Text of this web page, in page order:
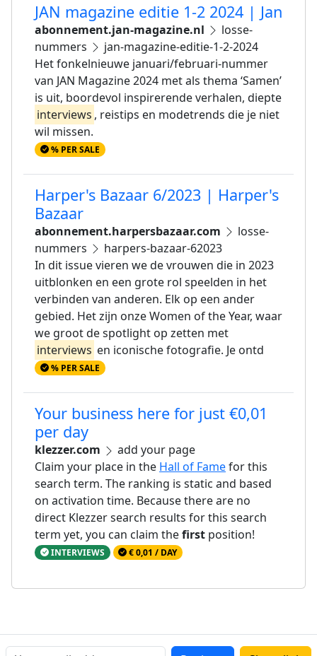
JAN magazine editie 1-2 2024 | Jan
abonnement.jan-magazine.nl
losse-
nummers
jan-magazine-editie-1-2-2024
Het fonkelnieuwe januari/februari-nummer
van JAN Magazine 2024 met als thema ‘Samen’
is uit, boordevol inspirerende verhalen, diepte
interviews , reistips en modetrends die je niet
wil missen.
% PER SALE
Harper's Bazaar 6/2023 | Harper's
Bazaar
abonnement.harpersbazaar.com
losse-
nummers
harpers-bazaar-62023
In dit issue vieren we de vrouwen die in 2023
uitblonken en een grote rol speelden in het
verbinden van anderen. Elk op een ander
gebied. Het zijn onze Women of the Year, waar
we groot de spotlight op zetten met
interviews en iconische fotografie. Je ontd
% PER SALE
Your business here for just €0,01
per day
klezzer.com
add your page
Claim your place in the Hall of Famefor this
search term. The ranking is static and based
on activation time. Because there are no
direct Klezzer search results for this search
term yet, you can claim thefirst position!
INTERVIEWS € 0,01 / DAY